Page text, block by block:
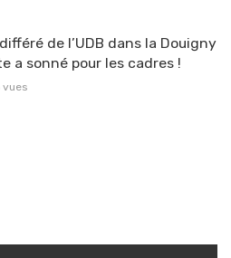
de l’UDB dans la Douigny
a sonné pour les cadres !
vues